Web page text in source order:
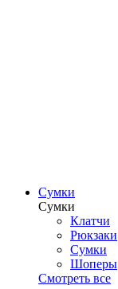
Сумки
Сумки
Клатчи
Рюкзаки
Сумки
Шоперы
Смотреть все